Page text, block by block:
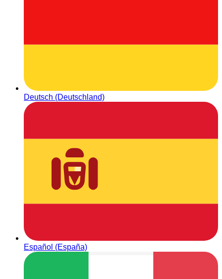
Deutsch (Deutschland)
Español (España)